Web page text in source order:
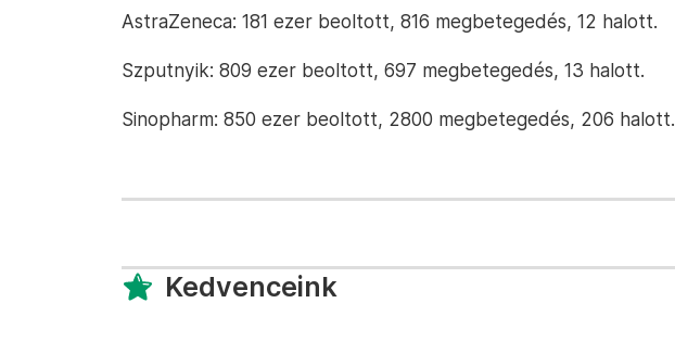
AstraZeneca: 181 ezer beoltott, 816 megbetegedés, 12 halott.
Szputnyik: 809 ezer beoltott, 697 megbetegedés, 13 halott.
Sinopharm: 850 ezer beoltott, 2800 megbetegedés, 206 halott.
Kedvenceink